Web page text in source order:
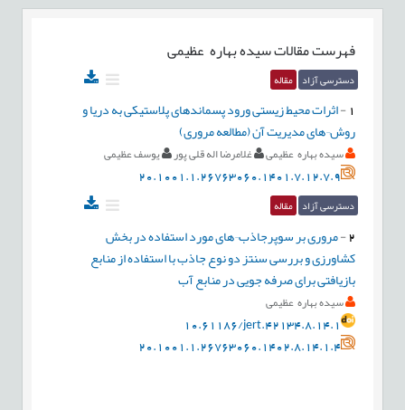
فهرست مقالاتسیده بهاره عظیمی
دسترسی آزاد مقاله
-اثرات محیط زیستی ورود پسماندهای پلاستیکی به دریا و
روش¬های مدیریت آن (مطالعه مروری)
سیده بهاره عظیمی غلامرضا اله قلی پور یوسف عظیمی
20.1001.1.26763060.1401.7.12.7.9
دسترسی آزاد مقاله
2
-مروری بر سوپرجاذب¬های مورد استفاده در بخش
کشاورزی و بررسی سنتز دو نوع جاذب با استفاده از منابع
بازیافتی برای صرفه جویی در منابع آب
سیده بهاره عظیمی
10.61186/jert.42134.8.14.1
20.1001.1.26763060.1402.8.14.1.4